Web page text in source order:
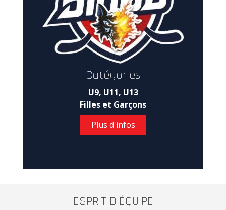
Catégories
U9, U11, U13
Filles et Garçons
Plus d'infos
ESPRIT D'ÉQUIPE